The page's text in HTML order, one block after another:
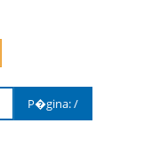
P�gina:/